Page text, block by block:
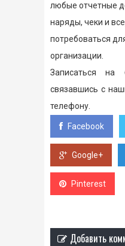
любые отчетные
наряды, чеки и
потребоваться
организации.
Записаться на
связавшись с
телефону.
Facebook
Google+
Pinterest
Добавить